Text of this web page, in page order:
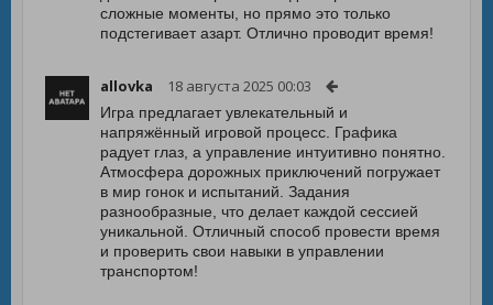
сложные моменты, но прямо это только
подстегивает азарт. Отлично проводит время!
allovka 18 августа 2025 00:03
Игра предлагает увлекательный и
напряжённый игровой процесс. Графика
радует глаз, а управление интуитивно понятно.
Атмосфера дорожных приключений погружает
в мир гонок и испытаний. Задания
разнообразные, что делает каждой сессией
уникальной. Отличный способ провести время
и проверить свои навыки в управлении
транспортом!